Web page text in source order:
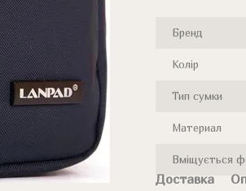
Бренд
Колір
Тип сумки
Материал
Вміщується
Доставка